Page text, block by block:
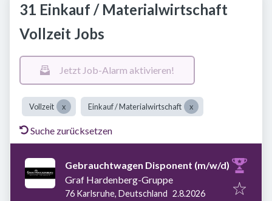
31 Einkauf / Materialwirtschaft
Vollzeit Jobs
Jetzt Job-Alarm aktivieren!
Vollzeit Einkauf / Materialwirtschaft
Suche zurücksetzen
Gebrauchtwagen Disponent (m/w/d)
Graf Hardenberg-Gruppe
76 Karlsruhe, Deutschland Veröffentlicht
2.8.2026